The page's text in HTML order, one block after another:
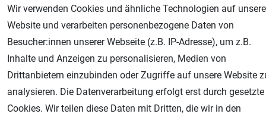
Wir verwenden Cookies und ähnliche Technologien auf
Website und verarbeiten personenbezogene Daten von
Besucher:innen unserer Webseite (z.B. IP-Adresse), um z.B.
Inhalte und Anzeigen zu personalisieren, Medien von
Drittanbietern einzubinden oder Zugriffe auf unsere Website
analysieren. Die Datenverarbeitung erfolgt erst durch gesetzte
Cookies. Wir teilen diese Daten mit Dritten, die wir in den